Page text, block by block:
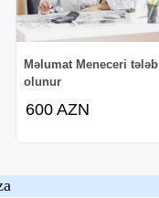
Məlumat Meneceri tələb
olunur
600 AZN